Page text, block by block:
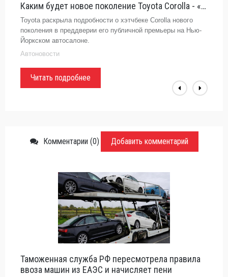
Каким будет новое поколение Toyota Corolla - «Авто - Новости»
Toyota раскрыла подробности о хэтчбеке Corolla нового
поколения в преддверии его публичной премьеры на Нью-
Йоркском автосалоне.
Автоновости
Читать подробнее
Комментарии (0) Добавить комментарий
Таможенная служба РФ пересмотрела правила
ввоза машин из ЕАЭС и начисляет пени